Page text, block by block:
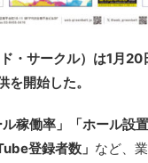
・サークル）は1月
開始した。
ル稼働率」「ホール設
登録者数」 など、